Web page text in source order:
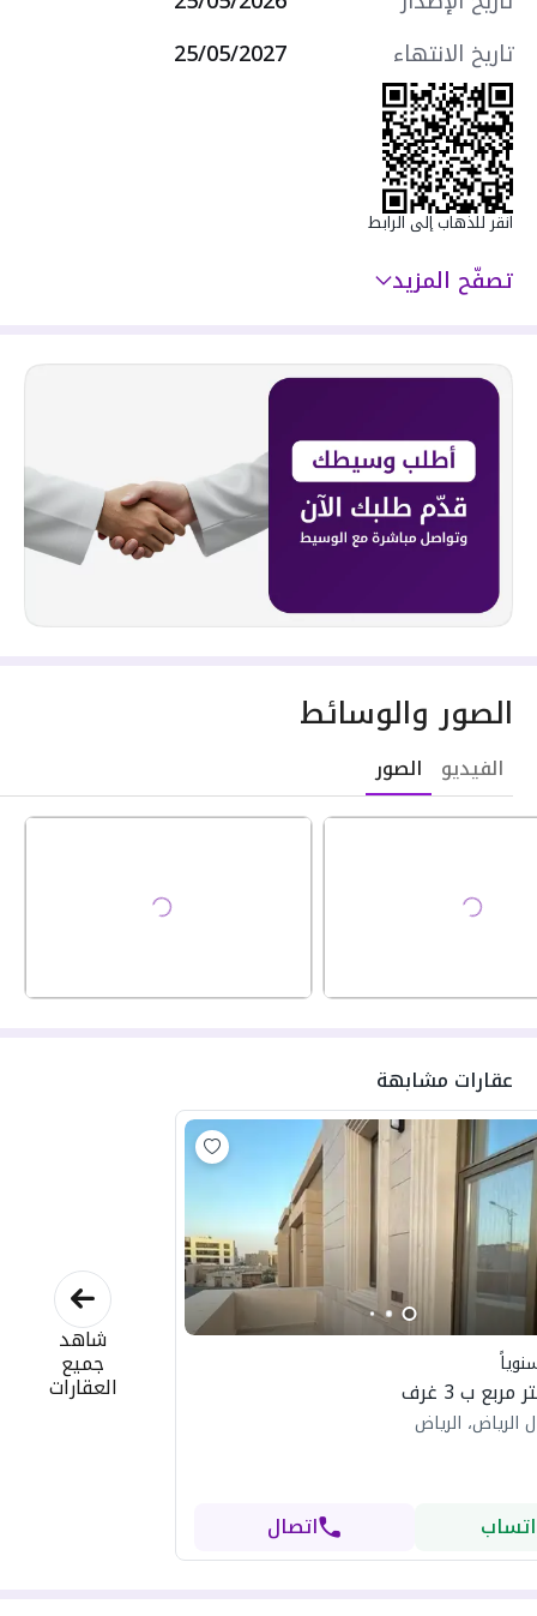
تاريخ الانتهاء
25/05/2027
انقر للذهاب إلى الرابط
تصفّح المزيد
الصور والوسائط
الفيديو الصور
عقارات مشابهة
الرياض، الرياض
اتصال
شاهد
جميع
العقارات